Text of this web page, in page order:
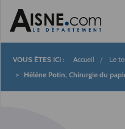
Fil
Accueil Le
Hélène Potin, Chirurgie du